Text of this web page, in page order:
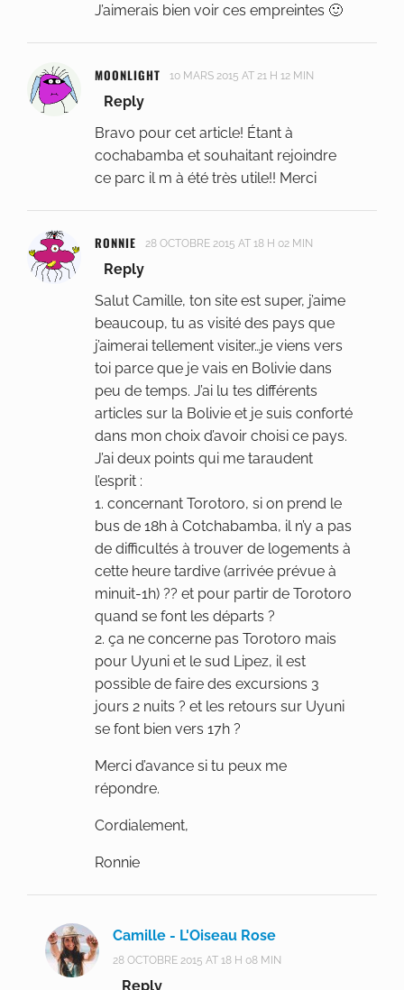
J’aimerais bien voir ces empreintes 🙂
MOONLIGHT 10 MARS 2015 AT 21 H 12 MIN
Reply
Bravo pour cet article! Étant à
cochabamba et souhaitant rejoindre
ce parc il m à été très utile!! Merci
RONNIE 28 OCTOBRE 2015 AT 18 H 02 MIN
Reply
Salut Camille, ton site est super, j’aime
beaucoup, tu as visité des pays que
j’aimerai tellement visiter…je viens vers
toi parce que je vais en Bolivie dans
peu de temps. J’ai lu tes différents
articles sur la Bolivie et je suis conforté
dans mon choix d’avoir choisi ce pays.
J’ai deux points qui me taraudent
l’esprit :
1. concernant Torotoro, si on prend le
bus de 18h à Cotchabamba, il n’y a pas
de difficultés à trouver de logements à
cette heure tardive (arrivée prévue à
minuit-1h) ?? et pour partir de Torotoro
quand se font les départs ?
2. ça ne concerne pas Torotoro mais
pour Uyuni et le sud Lipez, il est
possible de faire des excursions 3
jours 2 nuits ? et les retours sur Uyuni
se font bien vers 17h ?
Merci d’avance si tu peux me
répondre.
Cordialement,
Ronnie
Camille - L'Oiseau Rose
28 OCTOBRE 2015 AT 18 H 08 MIN
Reply